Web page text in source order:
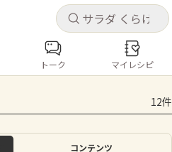
キャ
とレシピを保存できます
キャ
コンテンツ
トーク マイレシピ
12件
コンテンツ